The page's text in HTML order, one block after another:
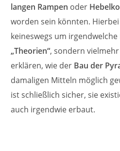
langen Rampen oder
worden sein könnten.
keineswegs um irgendwelche
„Theorien“, sondern
erklären, wie der Bau der
damaligen Mitteln möglich
ist schließlich sicher, sie
auch irgendwie erbaut.